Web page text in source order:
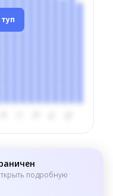
подробную